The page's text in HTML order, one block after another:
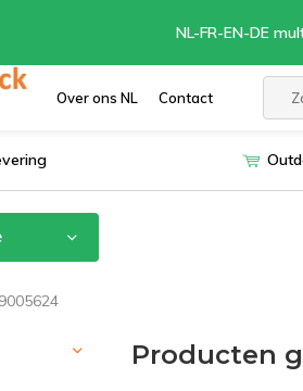
Over ons NL Contact
NL-FR-EN-DE
Producten